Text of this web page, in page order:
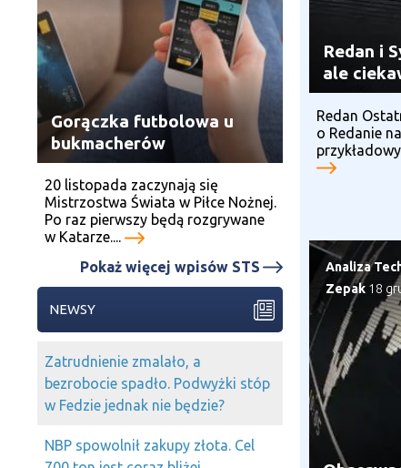
Redan i
ale
Redan
o Redanie
Analiza
Zepak 18
Gorączka futbolowa u
bukmacherów
20 listopada zaczynają się
Mistrzostwa Świata w Piłce Nożnej.
Po raz pierwszy będą rozgrywane
w Katarze....
Pokaż więcej wpisów STS
NEWSY
Zatrudnienie zmalało, a
bezrobocie spadło. Podwyżki stóp
w Fedzie jednak nie będzie?
NBP spowolnił zakupy złota. Cel